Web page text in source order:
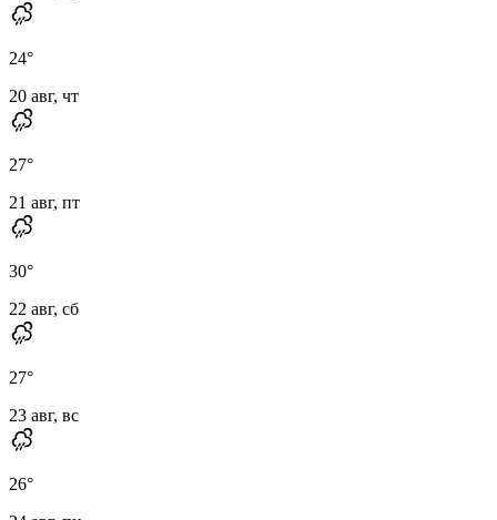
24°
20 авг, чт
27°
21 авг, пт
30°
22 авг, сб
27°
23 авг, вс
26°